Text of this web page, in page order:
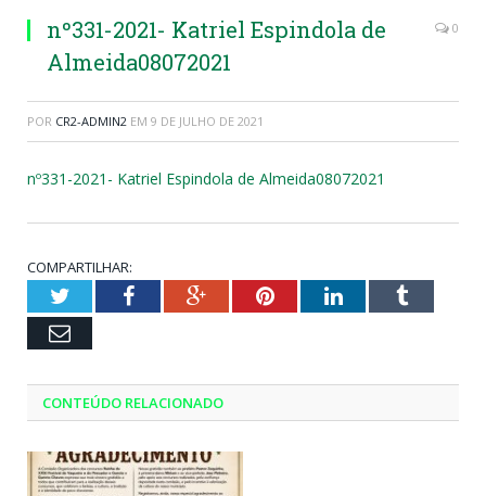
nº331-2021- Katriel Espindola de
Almeida08072021
0
POR CR2-ADMIN2 EM 9 DE JULHO DE 2021
nº331-2021- Katriel Espindola de Almeida08072021
COMPARTILHAR:
TwitterFacebookGoogle+PinterestLinkedInTumblr
Email
CONTEÚDO RELACIONADO